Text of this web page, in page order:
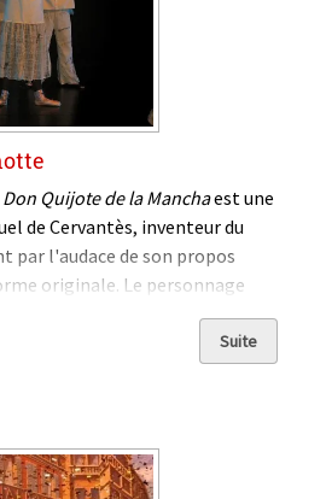
Quijote de la Manchaest une
de Cervantès, inventeur du
par l'audace de son propos
originale. Le personnage
Suite